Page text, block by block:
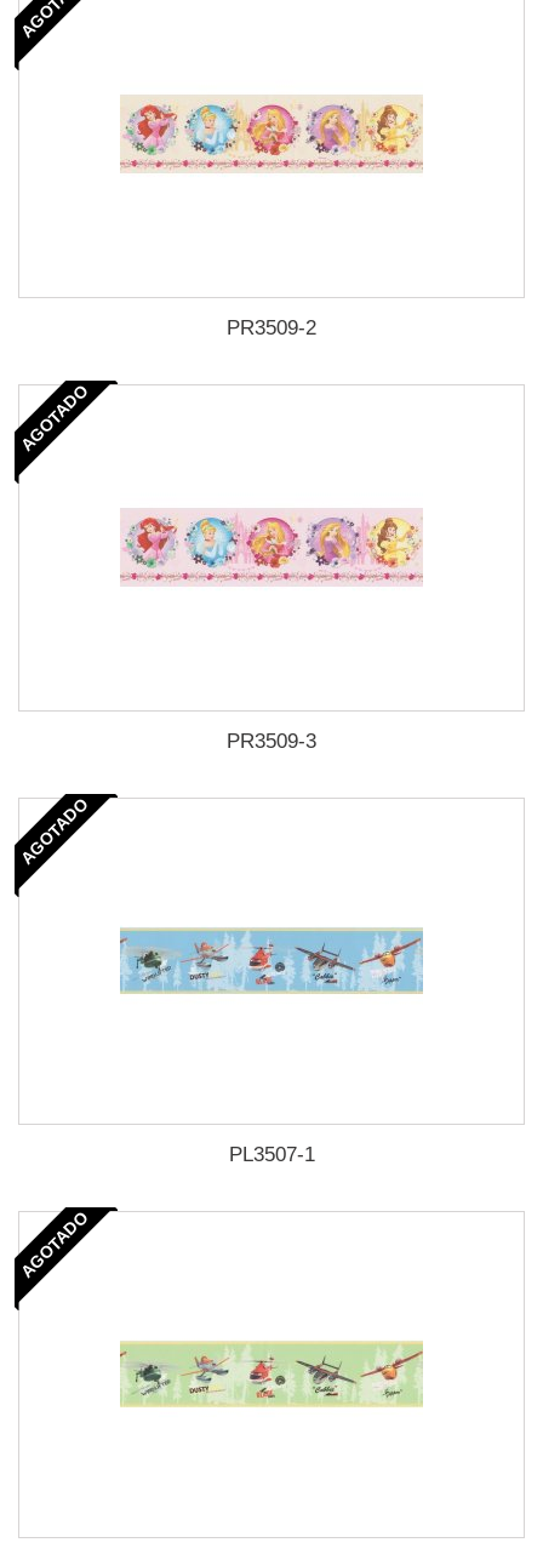
PR3509-2
AGOTADO
PR3509-3
AGOTADO
PL3507-1
AGOTADO